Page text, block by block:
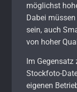
möglichst
Dabei
sein, auch
von hoher
Im
Stockfoto-
eigenen